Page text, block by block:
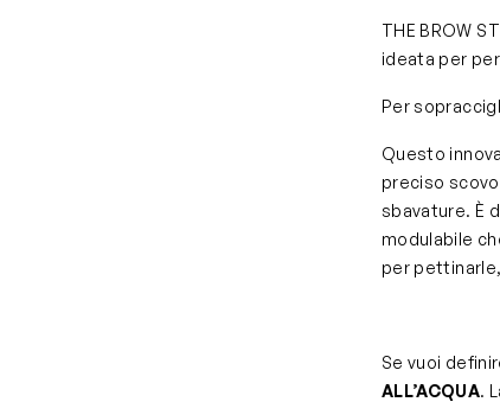
THE BROW
ideata per
Per
Questo
preciso
sbavature. È
modulabile
per
Se vuoi
ALL’ACQUA.